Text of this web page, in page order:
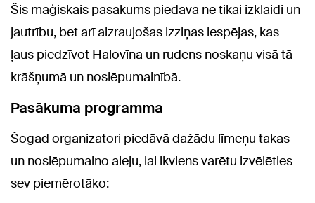
Šis maģiskais pasākums piedāvā ne tikai izklaidi un
jautrību, bet arī aizraujošas izziņas iespējas, kas
ļaus piedzīvot Halovīna un rudens noskaņu visā tā
krāšņumā un noslēpumainībā.
Pasākuma programma
Šogad organizatori piedāvā dažādu līmeņu takas
un noslēpumaino aleju, lai ikviens varētu izvēlēties
sev piemērotāko: